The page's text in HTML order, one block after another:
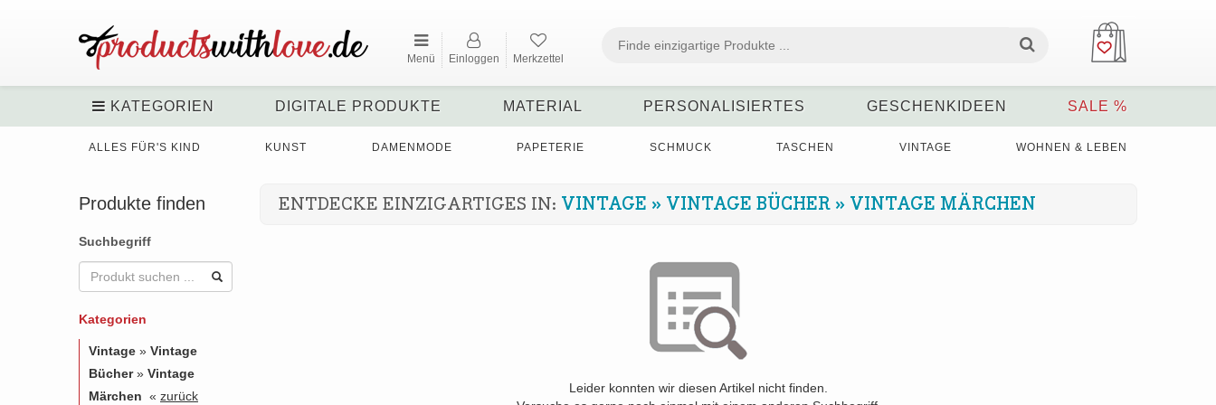
Menü Einloggen Merkzettel
KATEGORIEN DIGITALE PRODUKTE MATERIAL PERSONALISIERTES GESCHENKIDEEN SALE %
ALLES FÜR'S KIND KUNST DAMENMODE PAPETERIE SCHMUCK TASCHEN VINTAGE WOHNEN & LEBEN
Produkte finden
Suchbegriff
Kategorien
Vintage » Vintage
Bücher» Vintage
Märchen « zurück
ENTDECKE EINZIGARTIGES IN: VINTAGE » VINTAGE BÜCHER » VINTAGE MÄRCHEN
Leider konnten wir diesen Artikel nicht finden.